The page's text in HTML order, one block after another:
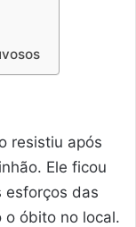
resistiu após
Ele ficou
esforços das
óbito no local.